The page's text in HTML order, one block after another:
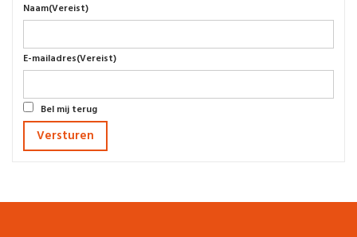
Naam(Vereist)
E-mailadres(Vereist)
Bel mij terug